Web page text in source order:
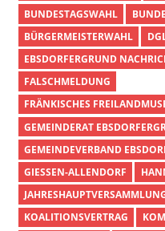
BUNDESTAGSWAHL
BÜRGERMEISTERWAHL
EBSDORFERGRUND
FALSCHMELDUNG
FRÄNKISCHES
GEMEINDERAT
GEMEINDEVERBAND
GIESSEN-ALLENDORF
KOALITIONSVERTRAG